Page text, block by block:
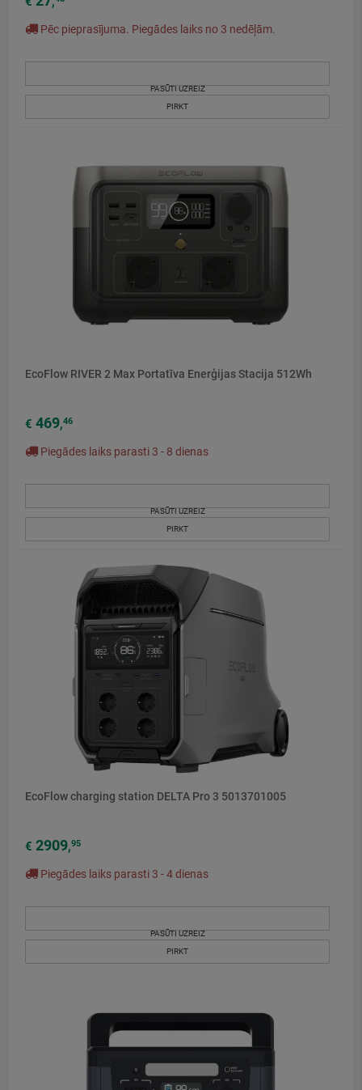
Pēc pieprasījuma. Piegādes laiks no 3 nedēļām.
PASŪTI UZREIZ
PIRKT
EcoFlow RIVER 2 Max Portatīva Enerģijas Stacija 512Wh
€ 469,46
Piegādes laiks parasti 3 - 8 dienas
PASŪTI UZREIZ
PIRKT
EcoFlow charging station DELTA Pro 3 5013701005
€ 2909,95
Piegādes laiks parasti 3 - 4 dienas
PASŪTI UZREIZ
PIRKT